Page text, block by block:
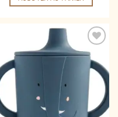
Ajouter
à la
liste
d’envies